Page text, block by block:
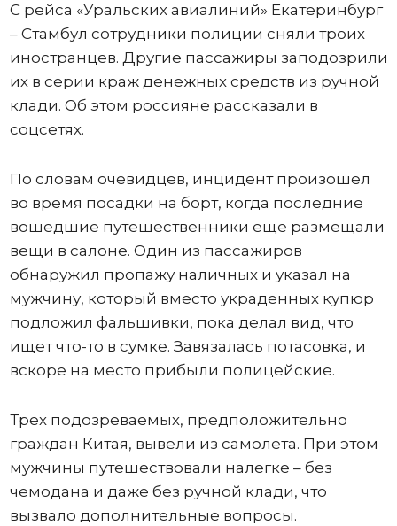
С рейса «Уральских авиалиний» Екатеринбург
– Стамбул сотрудники полиции сняли троих
иностранцев. Другие пассажиры заподозрили
их в серии краж денежных средств из ручной
клади. Об этом россияне рассказали в
соцсетях.
По словам очевидцев, инцидент произошел
во время посадки на борт, когда последние
вошедшие путешественники еще размещали
вещи в салоне. Один из пассажиров
обнаружил пропажу наличных и указал на
мужчину, который вместо украденных купюр
подложил фальшивки, пока делал вид, что
ищет что-то в сумке. Завязалась потасовка, и
вскоре на место прибыли полицейские.
Трех подозреваемых, предположительно
граждан Китая, вывели из самолета. При этом
мужчины путешествовали налегке – без
чемодана и даже без ручной клади, что
вызвало дополнительные вопросы.